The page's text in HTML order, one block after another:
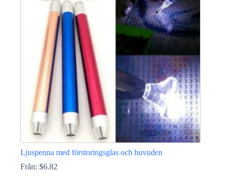
Ljuspenna med förstoringsglas och huvuden
Från: $6.82